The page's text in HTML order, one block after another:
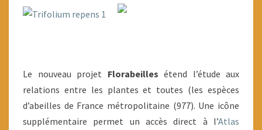
Le nouveau projet Florabeilles étend l’étude aux
relations entre les plantes et toutes (les espèces
d’abeilles de France métropolitaine (977). Une icône
supplémentaire permet un accès direct à l’Atlas